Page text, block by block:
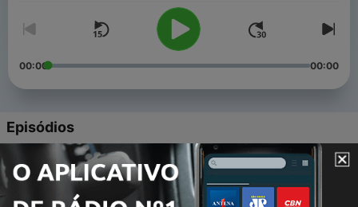
00:00 00:00
Episódios
4 - Neurociências e Educação 🎈
12 fev. 2023